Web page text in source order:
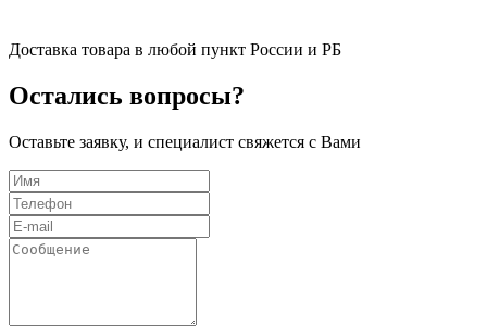
Доставка товара в любой пункт России и РБ
Остались вопросы?
Оставьте заявку, и специалист свяжется с Вами